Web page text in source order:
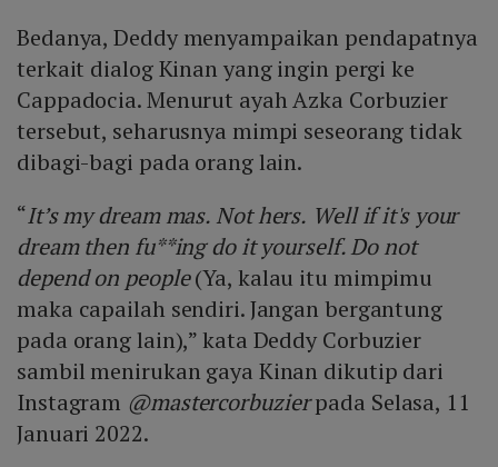
Bedanya, Deddy menyampaikan pendapatnya
terkait dialog Kinan yang ingin pergi ke
Cappadocia. Menurut ayah Azka Corbuzier
tersebut, seharusnya mimpi seseorang tidak
dibagi-bagi pada orang lain.
“It’s my dream mas. Not hers. Well if it's your
dream then fu**ing do it yourself. Do not
depend on people(Ya, kalau itu mimpimu
maka capailah sendiri. Jangan bergantung
pada orang lain),” kata Deddy Corbuzier
sambil menirukan gaya Kinan dikutip dari
Instagram @mastercorbuzierpada Selasa, 11
Januari 2022.